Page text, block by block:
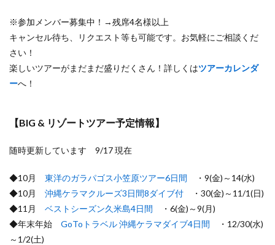
※参加メンバー募集中！→残席4名様以上
キャンセル待ち、リクエスト等も可能です。お気軽にご相談くだ
さい！
楽しいツアーがまだまだ盛りだくさん！詳しくはツアーカレンダ
ーへ！
【BIG & リゾートツアー予定情報】
随時更新しています 9/17 現在
◆10月 東洋のガラパゴス小笠原ツアー6日間 ・9(金)～14(水)
◆10月 沖縄ケラマクルーズ3日間8ダイブ付 ・30(金)～11/1(日)
◆11月 ベストシーズン久米島4日間 ・6(金)～9(月)
◆年末年始 GoToトラベル 沖縄ケラマダイブ4日間 ・12/30(水)
～1/2(土)